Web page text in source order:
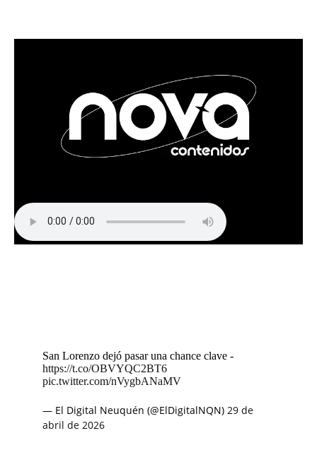
San Lorenzo dejó pasar una chance clave -
https://t.co/OBVYQC2BT6
pic.twitter.com/nVygbANaMV
— El Digital Neuquén (@ElDigitalNQN) 29 de
abril de 2026